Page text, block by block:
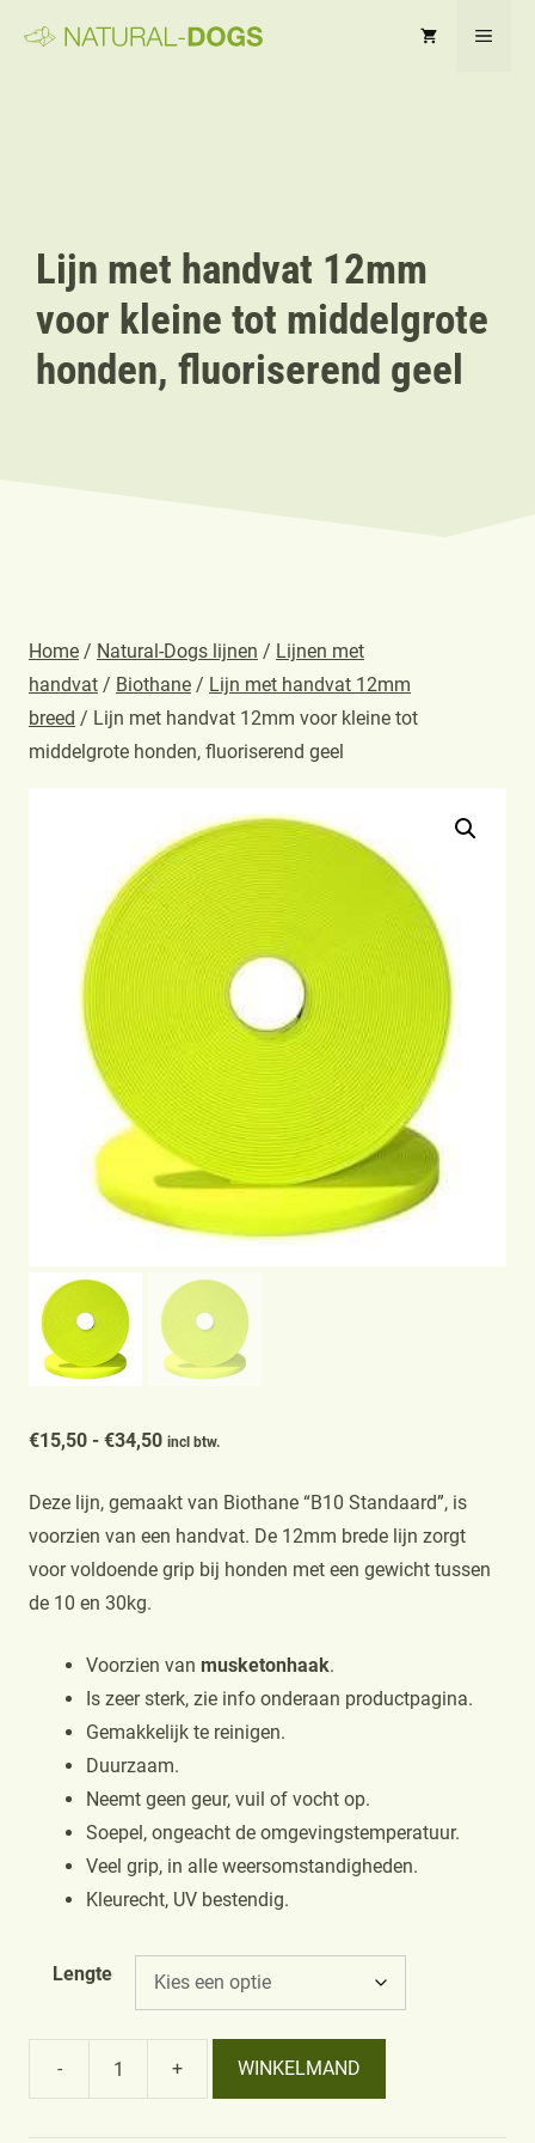
naar
Lijn met handvat 12mm
voor kleine tot middelgrote
honden, fluoriserend geel
Home / Natural-Dogs lijnen / Lijnen met
handvat / Biothane / Lijn met handvat 12mm
breed / Lijn met handvat 12mm voor kleine tot
middelgrote honden, fluoriserend geel
€15,50 - €34,50Prijsklasse:
tot
€34,50
incl btw.
Deze lijn, gemaakt van Biothane “B10 Standaard”, is
voorzien van een handvat. De 12mm brede lijn zorgt
voor voldoende grip bij honden met een gewicht tussen
de 10 en 30kg.
Voorzien van musketonhaak.
Is zeer sterk, zie info onderaan productpagina.
Gemakkelijk te reinigen.
Duurzaam.
Neemt geen geur, vuil of vocht op.
Soepel, ongeacht de omgevingstemperatuur.
Veel grip, in alle weersomstandigheden.
Kleurecht, UV bestendig.
Lengte
- + WINKELMAND